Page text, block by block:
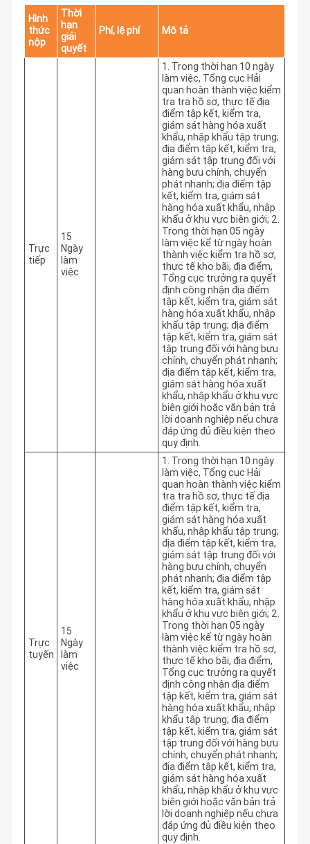
Hình
thức
nộp
Thời
hạn
giải
quyết
Phí, lệ phí Mô tả
Trực
tiếp
15
Ngày
làm
việc
1. Trong thời hạn 10 ngày
làm việc, Tổng cục Hải
quan hoàn thành việc kiểm
tra tra hồ sơ, thực tế địa
điểm tập kết, kiểm tra,
giám sát hàng hóa xuất
khẩu, nhập khẩu tập trung;
địa điểm tập kết, kiểm tra,
giám sát tập trung đối với
hàng bưu chính, chuyển
phát nhanh; địa điểm tập
kết, kiểm tra, giám sát
hàng hóa xuất khẩu, nhập
khẩu ở khu vực biên giới; 2.
Trong thời hạn 05 ngày
làm việc kể từ ngày hoàn
thành việc kiểm tra hồ sơ,
thực tế kho bãi, địa điểm,
Tổng cục trưởng ra quyết
định công nhận địa điểm
tập kết, kiểm tra, giám sát
hàng hóa xuất khẩu, nhập
khẩu tập trung; địa điểm
tập kết, kiểm tra, giám sát
tập trung đối với hàng bưu
chính, chuyển phát nhanh;
địa điểm tập kết, kiểm tra,
giám sát hàng hóa xuất
khẩu, nhập khẩu ở khu vực
biên giới hoặc văn bản trả
lời doanh nghiệp nếu chưa
đáp ứng đủ điều kiện theo
quy định.
Trực
tuyến
15
Ngày
làm
việc
1. Trong thời hạn 10 ngày
làm việc, Tổng cục Hải
quan hoàn thành việc kiểm
tra tra hồ sơ, thực tế địa
điểm tập kết, kiểm tra,
giám sát hàng hóa xuất
khẩu, nhập khẩu tập trung;
địa điểm tập kết, kiểm tra,
giám sát tập trung đối với
hàng bưu chính, chuyển
phát nhanh; địa điểm tập
kết, kiểm tra, giám sát
hàng hóa xuất khẩu, nhập
khẩu ở khu vực biên giới; 2.
Trong thời hạn 05 ngày
làm việc kể từ ngày hoàn
thành việc kiểm tra hồ sơ,
thực tế kho bãi, địa điểm,
Tổng cục trưởng ra quyết
định công nhận địa điểm
tập kết, kiểm tra, giám sát
hàng hóa xuất khẩu, nhập
khẩu tập trung; địa điểm
tập kết, kiểm tra, giám sát
tập trung đối với hàng bưu
chính, chuyển phát nhanh;
địa điểm tập kết, kiểm tra,
giám sát hàng hóa xuất
khẩu, nhập khẩu ở khu vực
biên giới hoặc văn bản trả
lời doanh nghiệp nếu chưa
đáp ứng đủ điều kiện theo
quy định.